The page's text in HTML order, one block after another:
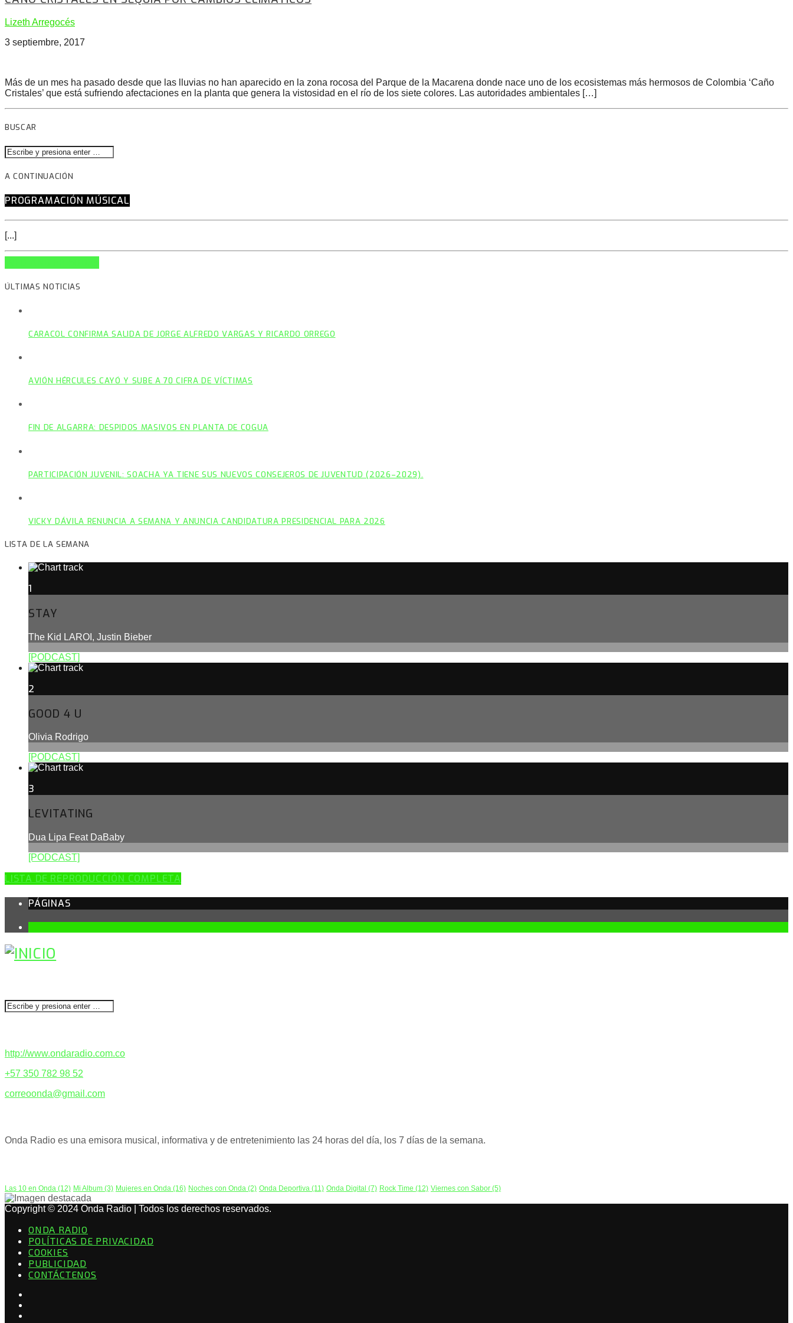
Lizeth Arregocés
3 septiembre, 2017
Más de un mes ha pasado desde que las lluvias no han aparecido en la zona rocosa del Parque de la Macarena donde nace uno de los ecosistemas más hermosos de Colombia ‘Caño
Cristales’ que está sufriendo afectaciones en la planta que genera la vistosidad en el río de los siete colores. Las autoridades ambientales […]
BUSCAR
A CONTINUACIÓN
PROGRAMACIÓN MÚSICAL
[...]
ÚLTIMAS NOTICIAS
CARACOL CONFIRMA SALIDA DE JORGE ALFREDO VARGAS Y RICARDO ORREGO
AVIÓN HÉRCULES CAYÓ Y SUBE A 70 CIFRA DE VÍCTIMAS
FIN DE ALGARRA: DESPIDOS MASIVOS EN PLANTA DE COGUA
PARTICIPACIÓN JUVENIL: SOACHA YA TIENE SUS NUEVOS CONSEJEROS DE JUVENTUD (2026–2029).
VICKY DÁVILA RENUNCIA A SEMANA Y ANUNCIA CANDIDATURA PRESIDENCIAL PARA 2026
LISTA DE LA SEMANA
1
STAY
The Kid LAROI, Justin Bieber
[PODCAST]
2
GOOD 4 U
Olivia Rodrigo
[PODCAST]
3
LEVITATING
Dua Lipa Feat DaBaby
[PODCAST]
LISTA DE REPRODUCCIÓN COMPLETA
PÁGINAS
http://www.ondaradio.com.co
+57 350 782 98 52
correoonda@gmail.com
Onda Radio es una emisora musical, informativa y de entretenimiento las 24 horas del día, los 7 días de la semana.
Las 10 en Onda (12) Mi Album (3) Mujeres en Onda (16) Noches con Onda (2) Onda Deportiva (11) Onda Digital (7) Rock Time (12) Viernes con Sabor (5)
Copyright © 2024 Onda Radio | Todos los derechos reservados.
ONDA RADIO
POLÍTICAS DE PRIVACIDAD
COOKIES
PUBLICIDAD
CONTÁCTENOS